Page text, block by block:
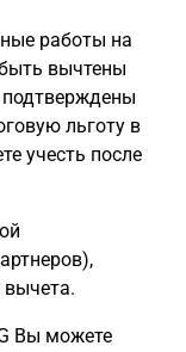
работы на
вычтены
подтверждены
льготу в
учесть после
Вы можете